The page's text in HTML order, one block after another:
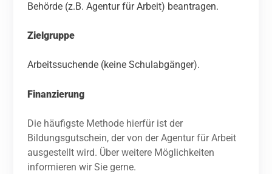
Behörde (z.B. Agentur für Arbeit) beantragen.
Zielgruppe
Arbeitssuchende (keine Schulabgänger).
Finanzierung
Die häufigste Methode hierfür ist der
Bildungsgutschein, der von der Agentur für Arbeit
ausgestellt wird. Über weitere Möglichkeiten
informieren wir Sie gerne.